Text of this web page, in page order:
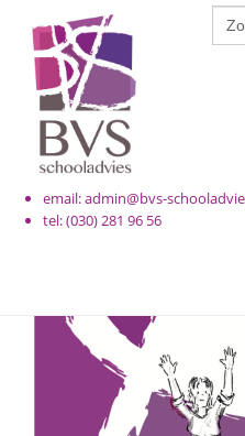
Ga
door
naar
navigatie
Ga
naar
de
inhoud
email: admin@bvs-
tel: (030) 281 96 56
KINDEROPVANG
PRIMAIR ONDERWIJS